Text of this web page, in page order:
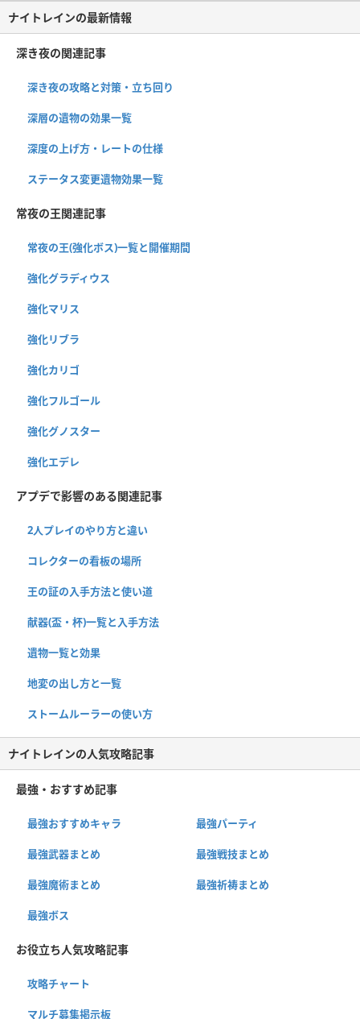
ナイトレインの最新情報
深き夜の関連記事
深き夜の攻略と対策・立ち回り
深層の遺物の効果一覧
深度の上げ方・レートの仕様
ステータス変更遺物効果一覧
常夜の王関連記事
常夜の王(強化ボス)一覧と開催期間
強化グラディウス
強化マリス
強化リブラ
強化カリゴ
強化フルゴール
強化グノスター
強化エデレ
アプデで影響のある関連記事
2人プレイのやり方と違い
コレクターの看板の場所
王の証の入手方法と使い道
献器(盃・杯)一覧と入手方法
遺物一覧と効果
地変の出し方と一覧
ストームルーラーの使い方
ナイトレインの人気攻略記事
最強・おすすめ記事
最強おすすめキャラ 最強パーティ
最強武器まとめ 最強戦技まとめ
最強魔術まとめ 最強祈祷まとめ
最強ボス
お役立ち人気攻略記事
攻略チャート
マルチ募集掲示板